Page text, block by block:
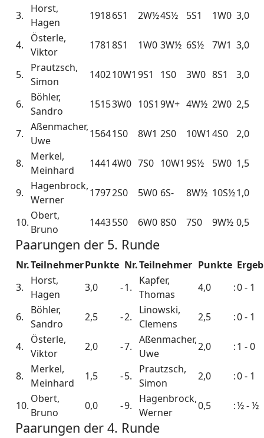
3.
Horst,
Hagen
19186S1 2W½4S½ 5S1 1W0 3,0
4.
Österle,
Viktor
1781 8S1 1W0 3W½ 6S½ 7W1 3,0
5.
Prautzsch,
Simon
140210W1 9S1 1S0 3W0 8S1 3,0
6.
Böhler,
Sandro
15153W0 10S1 9W+ 4W½ 2W0 2,5
7.
Aßenmacher,
Uwe
15641S0 8W1 2S0 10W1 4S0 2,0
8.
Merkel,
Meinhard
1441 4W0 7S0 10W1 9S½ 5W0 1,5
9.
Hagenbrock,
Werner
17972S0 5W0 6S- 8W½ 10S½1,0
10.
Obert,
Bruno
14435S0 6W0 8S0 7S0 9W½ 0,5
Paarungen der 5. Runde
Nr.TeilnehmerPunkte Nr.Teilnehmer Punkte
3.
Horst,
Hagen
3,0 -1.
Kapfer,
Thomas
4,0 :0 - 1
6.
Böhler,
Sandro
2,5 -2.
Linowski,
Clemens
2,5 :0 - 1
4.
Österle,
Viktor
2,0 -7.
Aßenmacher,
Uwe
2,0 :1 - 0
8.
Merkel,
Meinhard
1,5 -5.
Prautzsch,
Simon
2,0 :0 - 1
10.
Obert,
Bruno
0,0 -9.
Hagenbrock,
Werner
0,5 :½ - ½
Paarungen der 4. Runde